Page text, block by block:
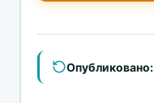
Опубликовано: